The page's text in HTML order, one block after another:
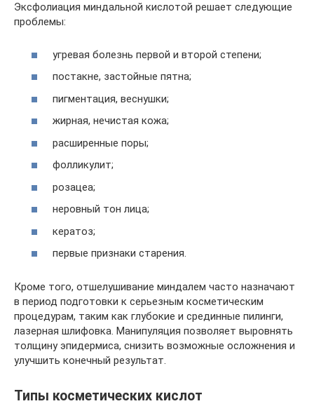
Эксфолиация миндальной кислотой решает следующие
проблемы:
угревая болезнь первой и второй степени;
постакне, застойные пятна;
пигментация, веснушки;
жирная, нечистая кожа;
расширенные поры;
фолликулит;
розацеа;
неровный тон лица;
кератоз;
первые признаки старения.
Кроме того, отшелушивание миндалем часто назначают
в период подготовки к серьезным косметическим
процедурам, таким как глубокие и срединные пилинги,
лазерная шлифовка. Манипуляция позволяет выровнять
толщину эпидермиса, снизить возможные осложнения и
улучшить конечный результат.
Типы косметических кислот